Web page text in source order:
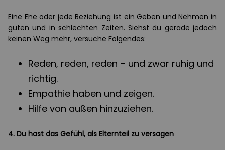
Eine Ehe oder jede Beziehung ist ein Geben und Nehmen in
guten und in schlechten Zeiten. Siehst du gerade jedoch
keinen Weg mehr, versuche Folgendes:
Reden, reden, reden – und zwar ruhig und
richtig.
Empathie haben und zeigen.
Hilfe von außen hinzuziehen.
4. Du hast das Gefühl, als Elternteil zu versagen